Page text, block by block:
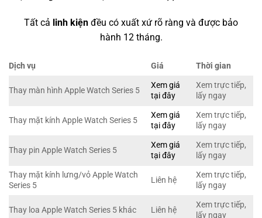
Tất cả linh kiện đều có xuất xứ rõ ràng và được bảo
hành 12 tháng.
Dịch vụ Giá Thời gian
Thay màn hình Apple Watch Series 5
Xem giá
tại đây
Xem trực tiếp,
lấy ngay
Thay mặt kính Apple Watch Series 5
Xem giá
tại đây
Xem trực tiếp,
lấy ngay
Thay pin Apple Watch Series 5
Xem giá
tại đây
Xem trực tiếp,
lấy ngay
Thay mặt kính lưng/vỏ Apple Watch
Series 5
Liên hệ
Xem trực tiếp,
lấy ngay
Thay loa Apple Watch Series 5 khác Liên hệ
Xem trực tiếp,
lấy ngay